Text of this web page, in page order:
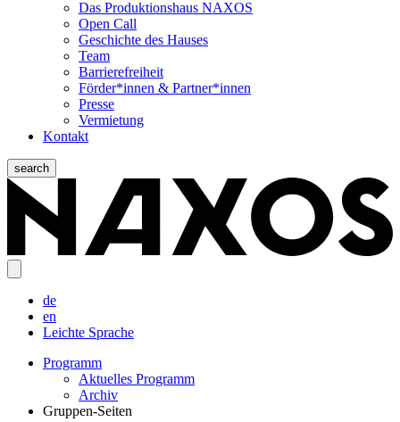
Das Produktionshaus NAXOS
Open Call
Geschichte des Hauses
Team
Barrierefreiheit
Förder*innen & Partner*innen
Presse
Vermietung
Kontakt
search
de
en
Leichte Sprache
Programm
Aktuelles Programm
Archiv
Gruppen-Seiten